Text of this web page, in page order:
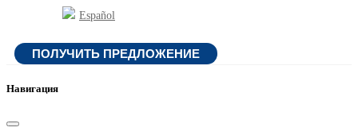
Español
ПОЛУЧИТЬ ПРЕДЛОЖЕНИЕ
Навигация